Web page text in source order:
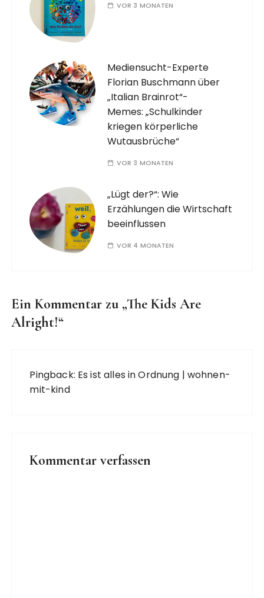
VOR 3 MONATEN
Mediensucht-Experte
Florian Buschmann über
„Italian Brainrot“-
Memes: „Schulkinder
kriegen körperliche
Wutausbrüche“
VOR 3 MONATEN
„Lügt der?“: Wie
Erzählungen die Wirtschaft
beeinflussen
VOR 4 MONATEN
Ein Kommentar zu „The Kids Are
Alright!“
Pingback: Es ist alles in Ordnung | wohnen-
mit-kind
Kommentar verfassen